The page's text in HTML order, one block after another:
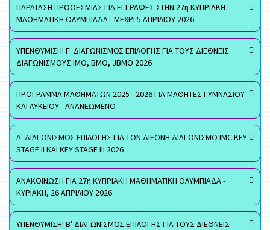
ΠΑΡΑΤΑΣΗ ΠΡΟΘΕΣΜΙΑΣ ΓΙΑ ΕΓΓΡΑΦΕΣ ΣΤΗΝ 27η ΚΥΠΡΙΑΚΗ
ΜΑΘΗΜΑΤΙΚΗ ΟΛΥΜΠΙΑΔΑ - ΜΕΧΡΙ 5 ΑΠΡΙΛΙΟΥ 2026
ΥΠΕΝΘΥΜΙΣΗ! Γ' ΔΙΑΓΩΝΙΣΜΟΣ ΕΠΙΛΟΓΗΣ ΓΙΑ ΤΟΥΣ ΔΙΕΘΝΕΙΣ
ΔΙΑΓΩΝΙΣΜΟΥΣ ΙΜΟ, ΒΜΟ, JBMO 2026
ΠΡΟΓΡΑΜΜΑ ΜΑΘΗΜΑΤΩΝ 2025 - 2026 ΓΙΑ ΜΑΘΗΤΕΣ ΓΥΜΝΑΣΙΟΥ
ΚΑΙ ΛΥΚΕΙΟΥ - ΑΝΑΝΕΩΜΕΝΟ
Α' ΔΙΑΓΩΝΙΣΜΟΣ ΕΠΙΛΟΓΗΣ ΓΙΑ ΤΟΝ ΔΙΕΘΝΗ ΔΙΑΓΩΝΙΣΜΟ IMC KEY
STAGE II ΚΑΙ KEY STAGE III 2026
ΑΝΑΚΟΙΝΩΣΗ ΓΙΑ 27η ΚΥΠΡΙΑΚΗ ΜΑΘΗΜΑΤΙΚΗ ΟΛΥΜΠΙΑΔΑ -
ΚΥΡΙΑΚΗ, 26 ΑΠΡΙΛΙΟΥ 2026
ΥΠΕΝΘΥΜΙΣΗ! Β' ΔΙΑΓΩΝΙΣΜΟΣ ΕΠΙΛΟΓΗΣ ΓΙΑ ΤΟΥΣ ΔΙΕΘΝΕΙΣ